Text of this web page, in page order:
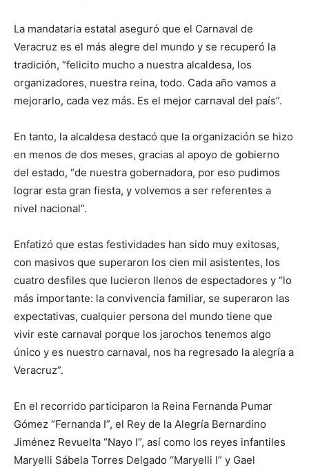
La mandataria estatal aseguró que el Carnaval de
Veracruz es el más alegre del mundo y se recuperó la
tradición, “felicito mucho a nuestra alcaldesa, los
organizadores, nuestra reina, todo. Cada año vamos a
mejorarlo, cada vez más. Es el mejor carnaval del país”.
En tanto, la alcaldesa destacó que la organización se hizo
en menos de dos meses, gracias al apoyo de gobierno
del estado, “de nuestra gobernadora, por eso pudimos
lograr esta gran fiesta, y volvemos a ser referentes a
nivel nacional”.
Enfatizó que estas festividades han sido muy exitosas,
con masivos que superaron los cien mil asistentes, los
cuatro desfiles que lucieron llenos de espectadores y “lo
más importante: la convivencia familiar, se superaron las
expectativas, cualquier persona del mundo tiene que
vivir este carnaval porque los jarochos tenemos algo
único y es nuestro carnaval, nos ha regresado la alegría a
Veracruz”.
En el recorrido participaron la Reina Fernanda Pumar
Gómez “Fernanda I”, el Rey de la Alegría Bernardino
Jiménez Revuelta “Nayo I”, así como los reyes infantiles
Maryelli Sábela Torres Delgado “Maryelli I” y Gael